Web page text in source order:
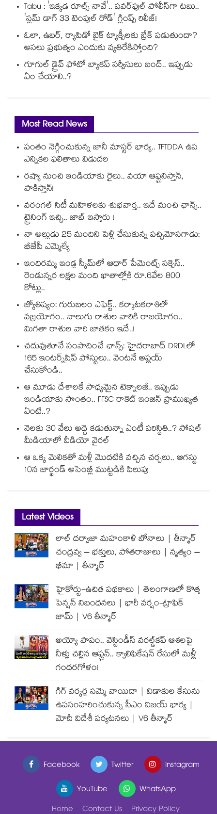
Tabu : 'ఇక్కడ రూల్స్ నావే'.. పవర్‌ఫుల్ పోలీస్‌గా టబు..
'స్లమ్ డాగ్ 33 టెంపుల్ రోడ్' గ్లింప్స్ రిలీజ్!
ఓలా, ఉబర్, ర్యాపిడో బైక్ ట్యాక్సీలకు బ్రేక్ పడుతుందా?
అసలు ప్రభుత్వం ఎందుకు వ్యతిరేకిస్తోంది?
గూగుల్ డ్రైవ్ ఫోటో బ్యాకప్ సర్వీసులు బంద్.. ఇప్పుడు
ఏం చేయాలి..?
Most Read News
పంతం నెగ్గించుకున్న జానీ మాస్టర్ భార్య.. TFTDDA ఉప
ఎన్నికల ఫలితాలు విడుదల
రష్యా నుంచి ఇండియాకు రైలు.. వయా ఆఫ్ఘనిస్తాన్,
పాకిస్తాన్!
వరంగల్ సిటీ మహిళలకు శుభవార్త.. ఇదే మంచి ఛాన్స్..
ట్రైనింగ్ ఇచ్చి.. జాబ్ ఇస్తారు !
నా అల్లుడు 25 మందిని పెళ్లి చేసుకున్న పచ్చిమోసగాడు:
బీజేపీ ఎమ్మెల్యే
ఇందిరమ్మ ఇండ్ల స్కీమ్‌‌‌‌‌‌‌‌లో ఆధార్ పేమెంట్స్ సక్సెస్..
రెండున్నర లక్షల మంది ఖాతాల్లోకి రూ.6వేల 800
కోట్లు..
జ్యోతిష్యం: గురుబలం ఎఫెక్ట్.. కర్కాటకరాశిలో
వజ్రయోగం.. నాలుగు రాశుల వారికి రాజయోగం..
మిగతా రాశుల వారి జాతకం ఇదే..!
చదువుతూనే సంపాదించే ఛాన్స్: హైదరాబాద్ DRDLలో
165 ఇంటర్న్‌షిప్ పోస్టులు.. వెంటనే అప్లయ్
చేసుకోండి..
ఆ మూడు దేశాలకే సాధ్యమైన టెక్నాలజీ.. ఇప్పుడు
ఇండియాకు సొంతం.. FFSC రాకెట్ ఇంజిన్ ప్రాముఖ్యత
ఏంటి..?
నెలకు 30 వేలు అద్దె కడుతున్నా ఏంటీ పరిస్థితి..? సోషల్
మీడియాలో వీడియో వైరల్
ఆ ఒక్క మెలికతో మళ్లీ మొదటికి వచ్చిన చర్చలు.. ఆగస్టు
10న జార్ఖండ్ అసెంబ్లీ ముట్టడికి పిలుపు
Latest Videos
లాల్ దర్వాజా మహంకాళి బోనాలు | తీన్మార్
చంద్రవ్వ – భక్తులు, పోతరాజులు | నృత్యం –
భీమా | తీన్మార్
హైకోర్టు-ఉచిత పథకాలు | తెలంగాణలో కొత్త
పెన్షన్ నిబంధనలు | భారీ వర్షం-ట్రాఫిక్
జామ్ | V6 తీన్మార్
అయ్యో పాపం.. వెస్టిండీస్ వరల్డ్‌కప్ ఆశలపై
నీళ్లు చల్లిన ఆఫ్ఘన్.. క్వాలిఫికేషన్ రేసులో మళ్లీ
గందరగోళం!
గిగ్ వర్కర్ల సమ్మె వాయిదా | విడాకుల కేసును
ఉపసంహరించుకున్న సీఎం విజయ్ భార్య |
మోదీ విదేశీ పర్యటనలు | V6 తీన్మార్
Facebook Twitter
Instagram
YouTube
WhatsApp
Home
Contact Us Privacy Policy